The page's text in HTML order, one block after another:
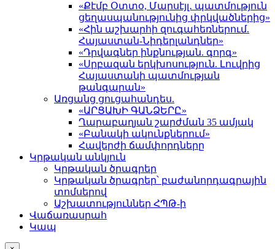
«Քէմբ Օտտօ, Մարսէյլ․ պատմություն
ցեղասպանությունից փրկվածներից»
«Հին աշխարհի զուգահեռներում.
Հայաստան-Նիդերլանդներ»
«Դրվագներ ինքնության. գորգ»
«Սրբազան երկխոսություն. Լուվրից
Հայաստանի պատմության
թանգարան»
Առցանց ցուցահանդես.
«ԱՐՑԱԽԻ ԳԱՆՁԵՐԸ»
Ղարաբաղյան շարժման 35 ամյակ
«Բանակի ակունքներում»
Հավերժի ճամփորդները
Կրթական անկյուն
Կրթական ծրագրեր
Կրթական ծրագրեր՝ բաժանորդագրային
տոմսերով
Աշխատություններ ՀՊԹ-ի
Վաճառասրահ
Կապ